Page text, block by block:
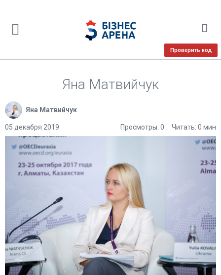
Проверить код
Яна Матвийчук
Яна Матвийчук
05 декабря 2019 Читать: 0 мин
Просмотры: 0